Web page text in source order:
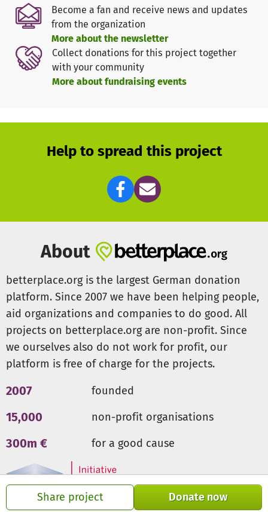
Share project Donate now
über jede Spende und danken dir von Herzen!
Become a fan and receive news and updates
from the organization
More about the newsletter
Collect donations for this project together
with your community
More about fundraising events
Help to spread this project
About
betterplace.org is the largest German donation
platform. Since 2007 we have been helping people,
aid organizations and companies to do good. All
projects on betterplace.org are non-profit. Since
we ourselves also do not work for profit, our
platform is free of charge for the projects.
2007 founded
15,000 non-profit organisations
300m € for a good cause